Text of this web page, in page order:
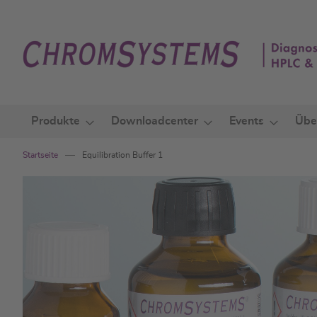
springen
Produkte Downloadcenter Events
Startseite Equilibration Buffer 1